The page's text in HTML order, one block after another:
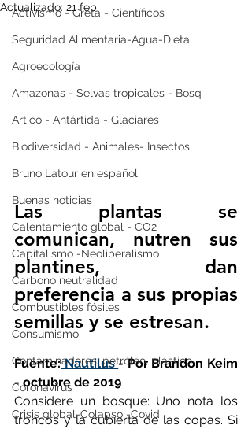
Activismo - Greta - Científicos
Seguridad Alimentaria-Agua-Dieta
Agroecología
Amazonas - Selvas tropicales - Bosq
Artico - Antártida - Glaciares
Biodiversidad - Animales- Insectos
Bruno Latour en español
Buenas noticias
Calentamiento global - CO2
Capitalismo -Neoliberalismo
Carbono neutralidad
Combustibles fósiles
Consumismo
Contaminadores: petróleo, plástico
Coronavirus
Crisis global-Colapso -Covid
Actualizado: 21 feb
Las plantas se
comunican, nutren sus
plantines, dan
preferencia a sus propias
semillas y se estresan.
Fuente: Nautilus - Por Brandon Keim
- octubre de 2019
Considere un bosque: Uno nota los
troncos y la cubierta de las copas. Si